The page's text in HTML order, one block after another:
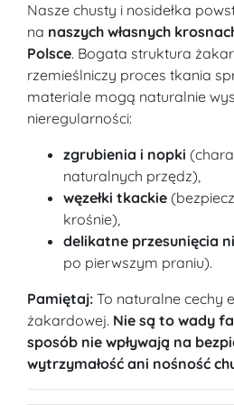
Nasze chusty i nosidełka
na naszych własnych
Polsce. Bogata struktura
rzemieślniczy proces tkania
materiale mogą naturalnie
nieregularności:
zgrubienia i nopki
naturalnych przędz),
węzełki tkackie
krośnie),
delikatne przesunięcia
po pierwszym praniu).
Pamiętaj: To naturalne cechy
żakardowej. Nie są to wady
sposób nie wpływają na
wytrzymałość ani nośność